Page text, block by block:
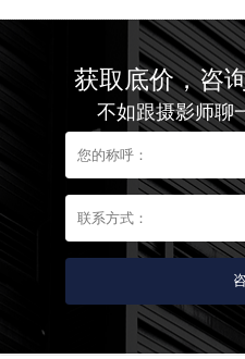
获取底价，咨
不如跟摄影师聊